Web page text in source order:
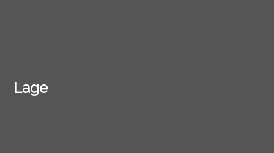
Lage